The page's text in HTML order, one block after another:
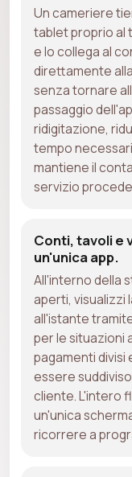
Un cameriere
tablet proprio al
e lo collega al
direttamente
senza tornare
passaggio
ridigitazione,
tempo
mantiene il
servizio
Conti, tavoli e
un'unica app.
All'interno della
aperti, visualizzi
all'istante
per le situazioni
pagamenti divisi
essere
cliente. L'intero
un'unica
ricorrere a